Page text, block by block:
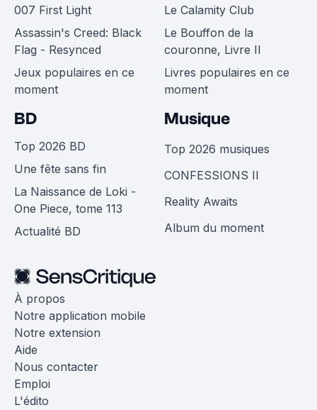
007 First Light
Assassin's Creed: Black
Flag - Resynced
Jeux populaires en ce
moment
Le Calamity Club
Le Bouffon de la
couronne, Livre II
Livres populaires en ce
moment
BD
Top 2026 BD
Une fête sans fin
La Naissance de Loki -
One Piece, tome 113
Actualité BD
Musique
Top 2026 musiques
CONFESSIONS II
Reality Awaits
Album du moment
À propos
Notre application mobile
Notre extension
Aide
Nous contacter
Emploi
L'édito